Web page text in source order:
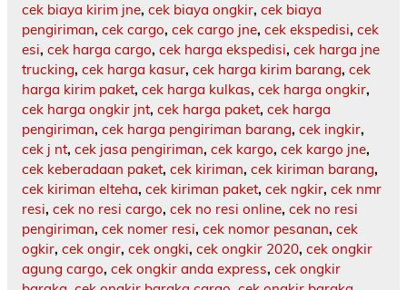
cek biaya kirim jne, cek biaya ongkir, cek biaya
pengiriman, cek cargo, cek cargo jne, cek ekspedisi, cek
esi, cek harga cargo, cek harga ekspedisi, cek harga jne
trucking, cek harga kasur, cek harga kirim barang, cek
harga kirim paket, cek harga kulkas, cek harga ongkir,
cek harga ongkir jnt, cek harga paket, cek harga
pengiriman, cek harga pengiriman barang, cek ingkir,
cek j nt, cek jasa pengiriman, cek kargo, cek kargo jne,
cek keberadaan paket, cek kiriman, cek kiriman barang,
cek kiriman elteha, cek kiriman paket, cek ngkir, cek nmr
resi, cek no resi cargo, cek no resi online, cek no resi
pengiriman, cek nomer resi, cek nomor pesanan, cek
ogkir, cek ongir, cek ongki, cek ongkir 2020, cek ongkir
agung cargo, cek ongkir anda express, cek ongkir